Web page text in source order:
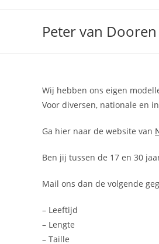
Peter van Dooren
Wij hebben ons eigen
Voor diversen, nationale en
Ga hier naar de website van
Ben jij tussen de 17 en 30
Mail ons dan de volgende
– Leeftijd
– Lengte
– Taille